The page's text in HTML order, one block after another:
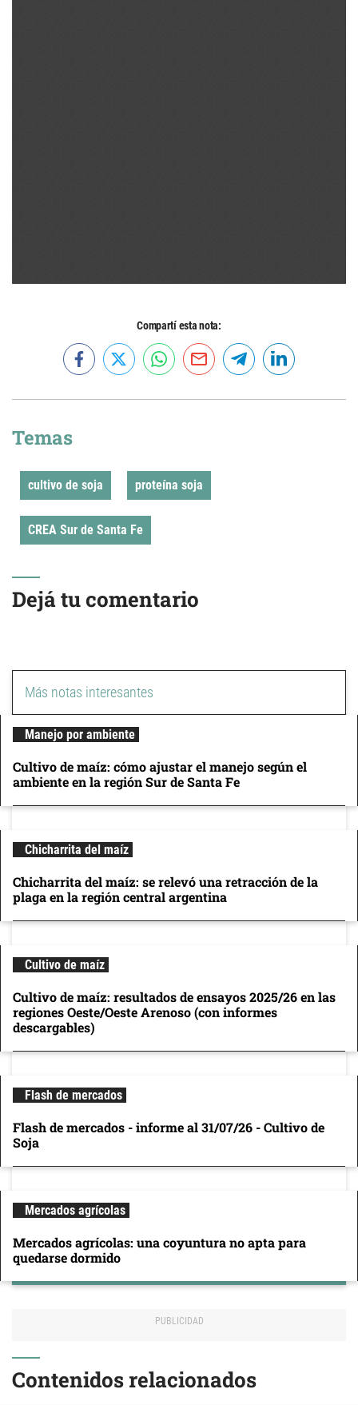
Compartí esta nota:
Temas
cultivo de soja proteína soja
CREA Sur de Santa Fe
Dejá tu comentario
Más notas interesantes
Manejo por ambiente
Cultivo de maíz: cómo ajustar el manejo según el
ambiente en la región Sur de Santa Fe
Chicharrita del maíz
Chicharrita del maíz: se relevó una retracción de la
plaga en la región central argentina
Cultivo de maíz
Cultivo de maíz: resultados de ensayos 2025/26 en las
regiones Oeste/Oeste Arenoso (con informes
descargables)
Flash de mercados
Flash de mercados - informe al 31/07/26 - Cultivo de
Soja
Mercados agrícolas
Mercados agrícolas: una coyuntura no apta para
quedarse dormido
Contenidos relacionados